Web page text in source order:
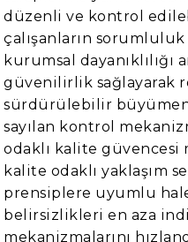
düzenli ve kontrol
çalışanların
kurumsal dayanıklılığı
güvenilirlik sağlayarak
sürdürülebilir
sayılan kontrol
odaklı kalite güvencesi
kalite odaklı yaklaşım
prensiplere uyumlu
belirsizlikleri en aza
mekanizmalarını